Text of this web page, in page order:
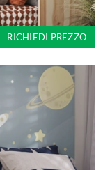
RICHIEDI PREZZO